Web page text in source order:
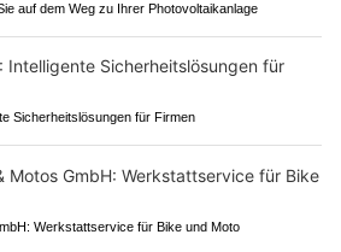
auf dem Weg zu Ihrer Photovoltaikanlage
Sicherheitslösungen für Firmen
Werkstattservice für Bike und Moto